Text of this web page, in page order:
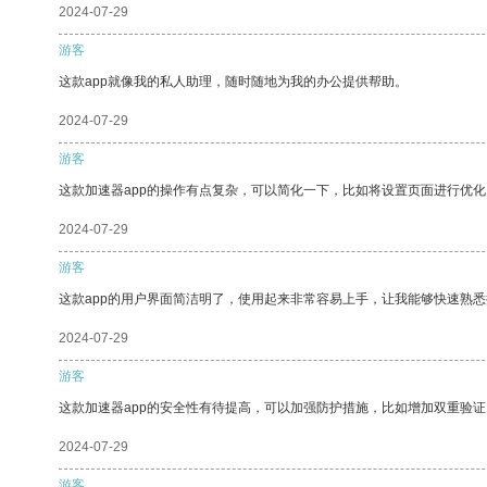
2024-07-29
游客
这款app就像我的私人助理，随时随地为我的办公提供帮助。
2024-07-29
游客
这款加速器app的操作有点复杂，可以简化一下，比如将设置页面进行优化
2024-07-29
游客
这款app的用户界面简洁明了，使用起来非常容易上手，让我能够快速熟悉
2024-07-29
游客
这款加速器app的安全性有待提高，可以加强防护措施，比如增加双重验证
2024-07-29